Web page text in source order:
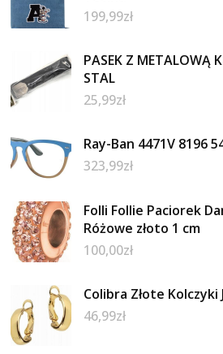
199,99zł
PASEK Z METALOWĄ
STAL
25,99zł
Ray-Ban 4471V 8196
323,99zł
Folli Follie Paciorek
Różowe złoto 1 cm
100,00zł
Colibra Złote Kolczyki
46,99zł